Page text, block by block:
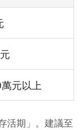
元以上
活期」。建議至